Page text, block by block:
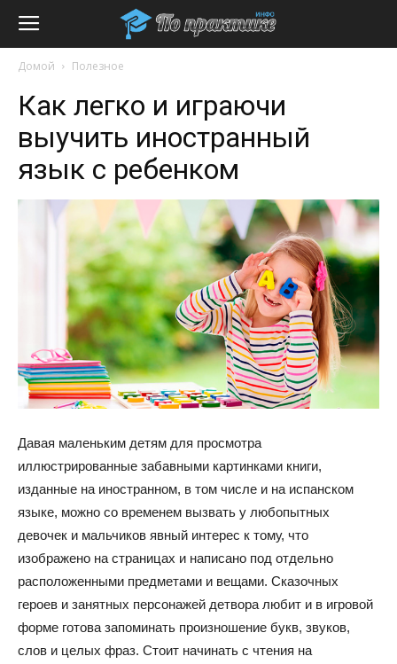
Домой Полезное
Как легко и играючи
выучить иностранный
язык с ребенком
Давая маленьким детям для просмотра
иллюстрированные забавными картинками книги,
изданные на иностранном, в том числе и на испанском
языке, можно со временем вызвать у любопытных
девочек и мальчиков явный интерес к тому, что
изображено на страницах и написано под отдельно
расположенными предметами и вещами. Сказочных
героев и занятных персонажей детвора любит и в игровой
форме готова запоминать произношение букв, звуков,
слов и целых фраз. Стоит начинать с чтения на